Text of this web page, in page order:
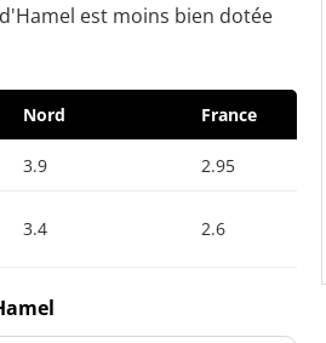
est moins bien dotée
Nord France
3.9 2.95
3.4 2.6